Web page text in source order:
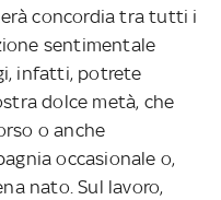
concordia tra tutti i
sentimentale
infatti, potrete
dolce metà, che
o anche
occasionale o,
nato. Sul lavoro,